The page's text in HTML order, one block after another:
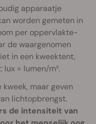
apparaatje
worden gemeten in
per oppervlakte-
de waargenomen
in een kweektent,
= lumen/m².
maar geven
lichtopbrengst.
de intensiteit van